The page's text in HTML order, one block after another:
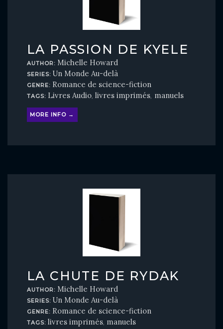
LA PASSION DE KYELE
AUTHOR: Michelle Howard
SERIES: Un Monde Au-delà
GENRE: Romance de science-fiction
TAGS: Livres Audio livres imprimés manuels
MORE INFO →
LA CHUTE DE RYDAK
AUTHOR: Michelle Howard
SERIES: Un Monde Au-delà
GENRE: Romance de science-fiction
TAGS: livres imprimés, manuels